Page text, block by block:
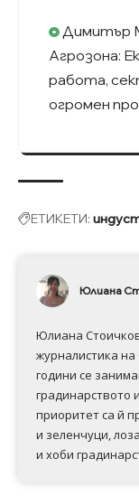
Димитър
Агрозона:
работа,
огромен
ЕТИКЕТИ:
Юлиана
Юлиана
журналистика на
години се
градинарството
приоритет са й
и зеленчуци,
и хоби